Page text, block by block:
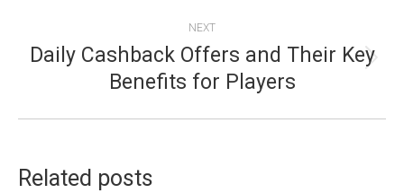
NEXT
post:
Daily Cashback Offers and Their Key
Benefits for Players
Related posts